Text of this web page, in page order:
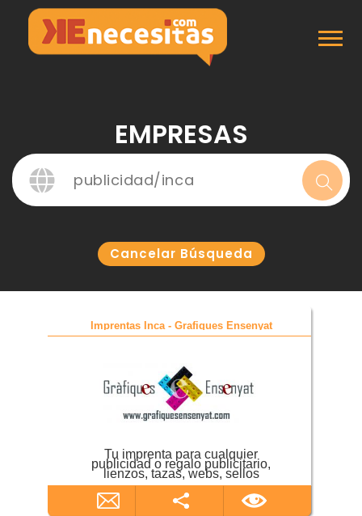
EMPRESAS
Cancelar Búsqueda
Imprentas Inca - Grafiques Ensenyat
Tu imprenta para cualquier
publicidad o regalo publicitario,
lienzos, tazas, webs, sellos